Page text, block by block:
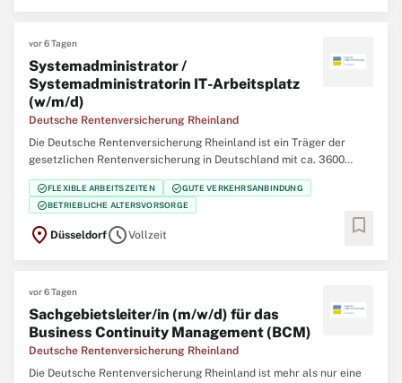
vor 6 Tagen
Systemadministrator /
Systemadministratorin IT-Arbeitsplatz
(w/m/d)
Deutsche Rentenversicherung Rheinland
Die Deutsche Rentenversicherung Rheinland ist ein Träger der
gesetzlichen Rentenversicherung in Deutschland mit ca. 3600
Mitarbeiterinnen und Mitarbeitern in der Hauptverwaltung in
Düsseldorf, 12 regionalen Service-Zentren im Bereich der
Regierungsbezirke Düsseldorf und Köln und 5
check_circleFLEXIBLE ARBEITSZEITEN check_circleGUTE VERKEHRSANBINDUNG
check_circleBETRIEBLICHE ALTERSVORSORGE
location_on DüsseldorfscheduleVollzeit bookmark
vor 6 Tagen
Sachgebietsleiter/in (m/w/d) für das
Business Continuity Management (BCM)
Deutsche Rentenversicherung Rheinland
Die Deutsche Rentenversicherung Rheinland ist mehr als nur eine